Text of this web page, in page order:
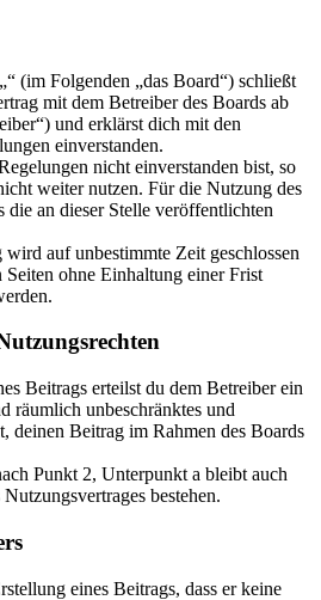
(im Folgenden „das Board“) schließt
mit dem Betreiber des Boards ab
und erklärst dich mit den
einverstanden.
nicht einverstanden bist, so
weiter nutzen. Für die Nutzung des
die an dieser Stelle veröffentlichten
auf unbestimmte Zeit geschlossen
ohne Einhaltung einer Frist
Beitrags erteilst du dem Betreiber ein
räumlich unbeschränktes und
deinen Beitrag im Rahmen des Boards
Punkt 2, Unterpunkt a bleibt auch
bestehen.
eines Beitrags, dass er keine